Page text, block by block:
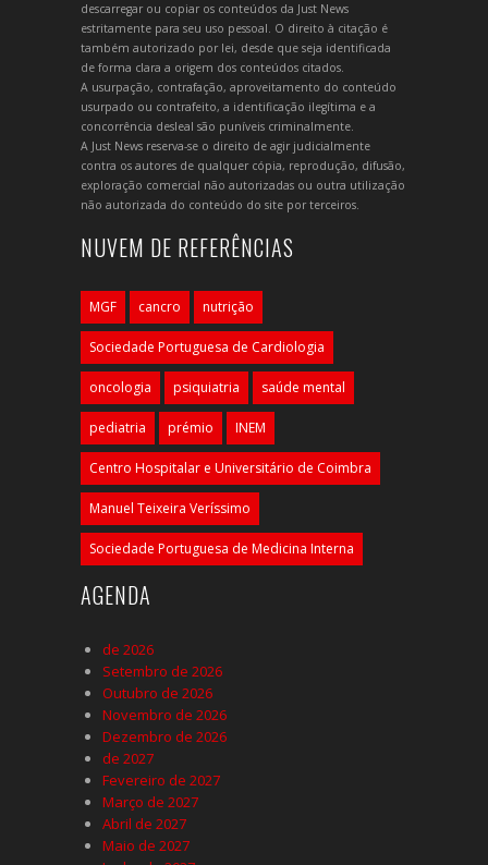
descarregar ou copiar os conteúdos da Just News
estritamente para seu uso pessoal. O direito à citação é
também autorizado por lei, desde que seja identificada
de forma clara a origem dos conteúdos citados.
A usurpação, contrafação, aproveitamento do conteúdo
usurpado ou contrafeito, a identificação ilegítima e a
concorrência desleal são puníveis criminalmente.
A Just News reserva-se o direito de agir judicialmente
contra os autores de qualquer cópia, reprodução, difusão,
exploração comercial não autorizadas ou outra utilização
não autorizada do conteúdo do site por terceiros.
NUVEM DE REFERÊNCIAS
MGF cancro nutrição
Sociedade Portuguesa de Cardiologia
oncologia psiquiatria saúde mental
pediatria prémio INEM
Centro Hospitalar e Universitário de Coimbra
Manuel Teixeira Veríssimo
Sociedade Portuguesa de Medicina Interna
AGENDA
de 2026
Setembro de 2026
Outubro de 2026
Novembro de 2026
Dezembro de 2026
de 2027
Fevereiro de 2027
Março de 2027
Abril de 2027
Maio de 2027